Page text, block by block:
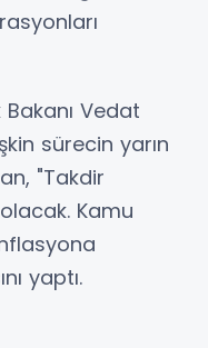
Vedat
sürecin yarın
"Takdir
Kamu
yaptı.